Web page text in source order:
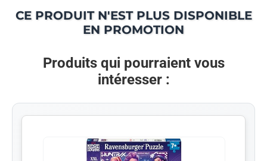
CE PRODUIT N'EST PLUS DISPONIBLE
EN PROMOTION
Produits qui pourraient vous
intéresser :